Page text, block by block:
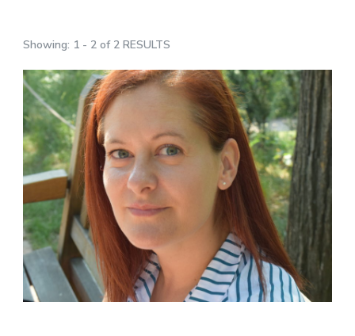
Showing: 1 - 2 of 2 RESULTS